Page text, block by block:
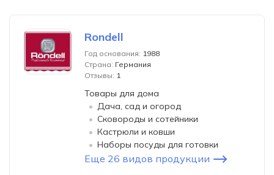
Rondell
Год основания: 1988
Страна: Германия
Отзывы: 1
Товары для дома
Дача, сад и огород
Сковороды и сотейники
Кастрюли и ковши
Наборы посуды для готовки
Еще 26 видов продукции